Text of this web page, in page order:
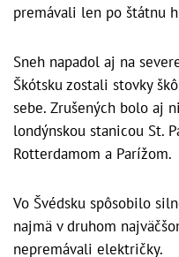
premávali len po štátnu
Sneh napadol aj na
Škótsku zostali stovky
sebe. Zrušených bolo aj
londýnskou stanicou St.
Rotterdamom a Parížom.
Vo Švédsku spôsobilo
najmä v druhom
nepremávali električky.